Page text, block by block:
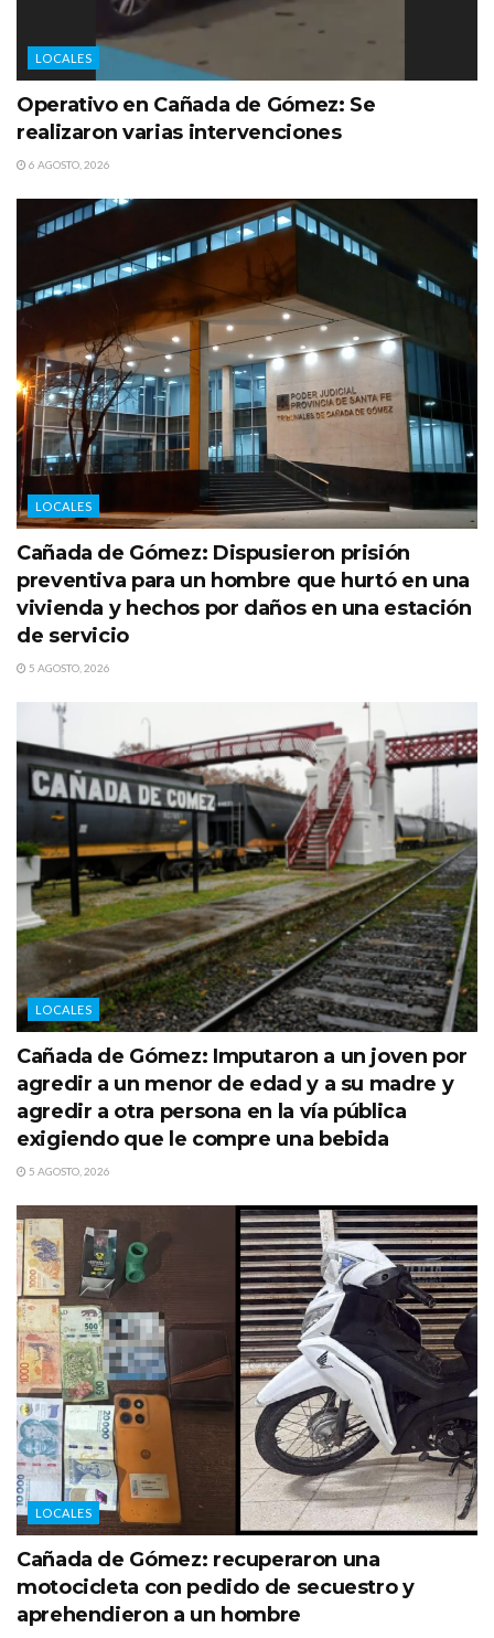
LOCALES
Operativo en Cañada de Gómez: Se
realizaron varias intervenciones
6 AGOSTO, 2026
LOCALES
Cañada de Gómez: Dispusieron prisión
preventiva para un hombre que hurtó en una
vivienda y hechos por daños en una estación
de servicio
5 AGOSTO, 2026
LOCALES
Cañada de Gómez: Imputaron a un joven por
agredir a un menor de edad y a su madre y
agredir a otra persona en la vía pública
exigiendo que le compre una bebida
5 AGOSTO, 2026
LOCALES
Cañada de Gómez: recuperaron una
motocicleta con pedido de secuestro y
aprehendieron a un hombre